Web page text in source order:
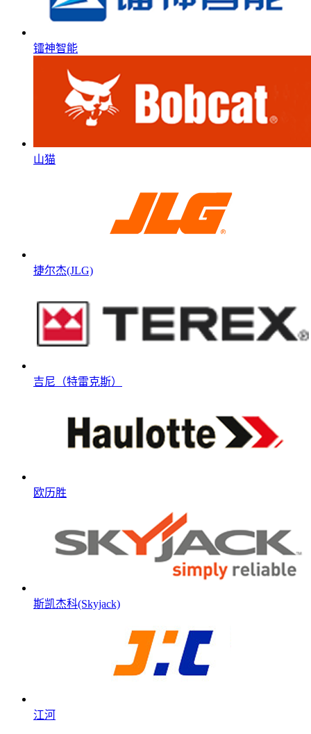
镭神智能
山猫
捷尔杰(JLG)
吉尼（特雷克斯）
欧历胜
斯凯杰科(Skyjack)
江河